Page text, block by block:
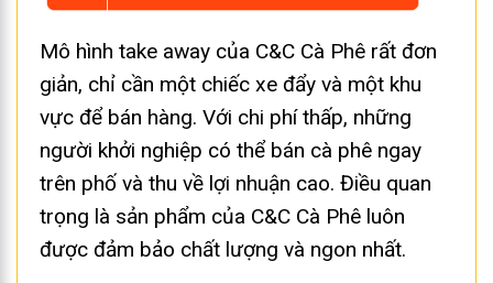
Mô hình take away của C&C Cà Phê rất đơn
giản, chỉ cần một chiếc xe đẩy và một khu
vực để bán hàng. Với chi phí thấp, những
người khởi nghiệp có thể bán cà phê ngay
trên phố và thu về lợi nhuận cao. Điều quan
trọng là sản phẩm của C&C Cà Phê luôn
được đảm bảo chất lượng và ngon nhất.